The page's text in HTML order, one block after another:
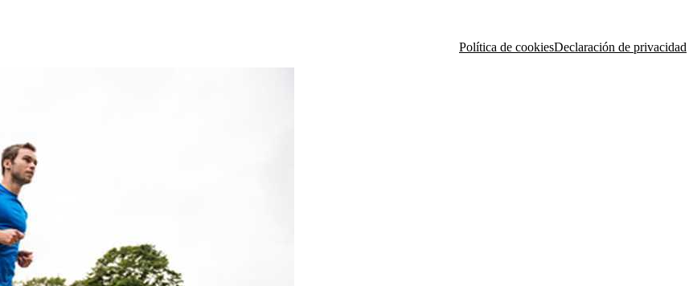
Política de cookiesDeclaración de privacidad